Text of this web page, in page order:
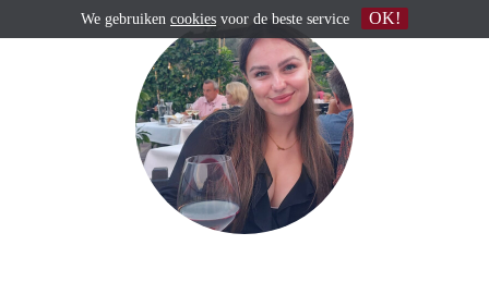
We gebruiken cookies voor de beste service OK!